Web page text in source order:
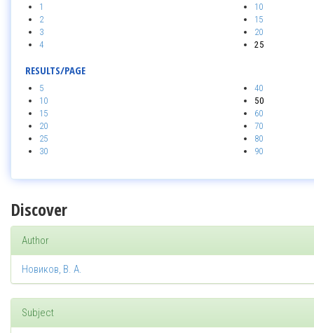
1
2
3
4
10
15
20
25
RESULTS/PAGE
5
10
15
20
25
30
40
50
60
70
80
90
Discover
Author
Новиков, В. А.
Subject